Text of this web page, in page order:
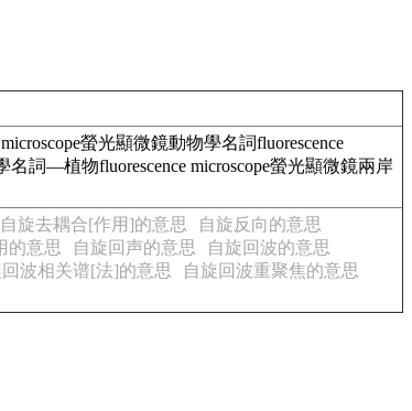
螢光顯微鏡動物學名詞fluorescence
名詞—植物fluorescence microscope螢光顯微鏡兩岸
自旋去耦合[作用]的意思
自旋反向的意思
的意思 自旋回声的意思
自旋回波的意思
回波相关谱[法]的意思
自旋回波重聚焦的意思